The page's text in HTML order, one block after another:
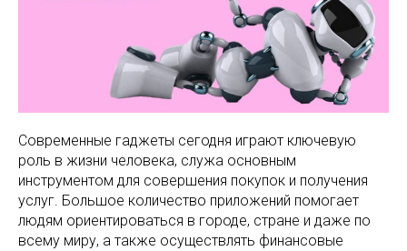
Современные гаджеты сегодня играют ключевую
роль в жизни человека, служа основным
инструментом для совершения покупок и получения
услуг. Большое количество приложений помогает
людям ориентироваться в городе, стране и даже по
всему миру, а также осуществлять финансовые